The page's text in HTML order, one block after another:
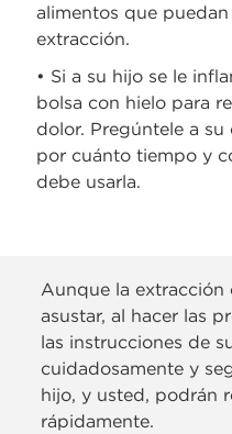
alimentos que
extracción.
• Si a su hijo se le
bolsa con hielo para
dolor. Pregúntele a
por cuánto tiempo y
debe usarla.
Aunque la
asustar, al hacer las
las instrucciones de
cuidadosamente y
hijo, y usted, podrán
rápidamente.